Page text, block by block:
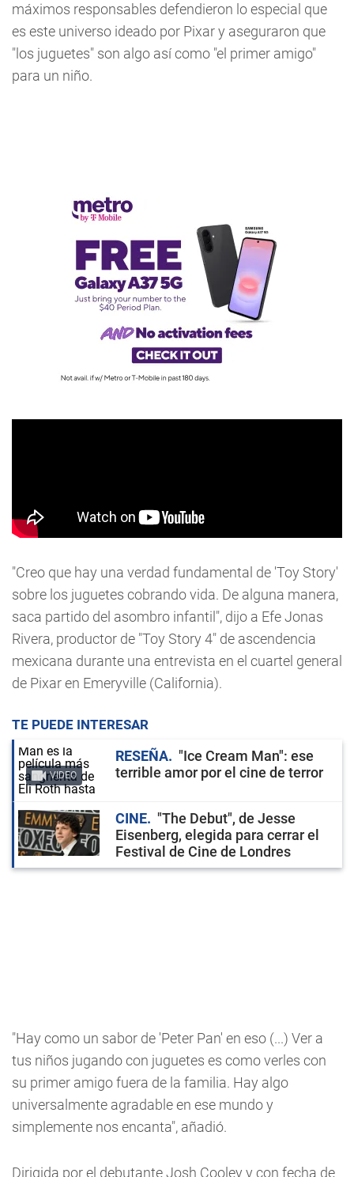
máximos responsables defendieron lo especial que
es este universo ideado por Pixar y aseguraron que
"los juguetes" son algo así como "el primer amigo"
para un niño.
"Creo que hay una verdad fundamental de 'Toy Story'
sobre los juguetes cobrando vida. De alguna manera,
saca partido del asombro infantil", dijo a Efe Jonas
Rivera, productor de "Toy Story 4" de ascendencia
mexicana durante una entrevista en el cuartel general
de Pixar en Emeryville (California).
TE PUEDE INTERESAR
VIDEO
RESEÑA
"Ice Cream Man": ese
terrible amor por el cine de terror
CINE
"The Debut", de Jesse
Eisenberg, elegida para cerrar el
Festival de Cine de Londres
"Hay como un sabor de 'Peter Pan' en eso (...) Ver a
tus niños jugando con juguetes es como verles con
su primer amigo fuera de la familia. Hay algo
universalmente agradable en ese mundo y
simplemente nos encanta", añadió.
Dirigida por el debutante Josh Cooley y con fecha de